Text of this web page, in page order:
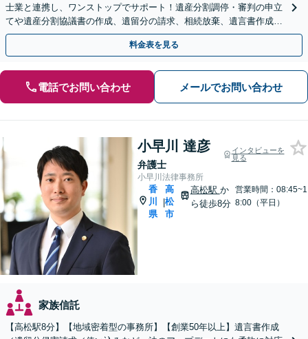
士業と連携し、ワンストップでサポート！遺産分割調停・審判の申立
てや遺産分割協議書の作成、遺留分の請求、相続放棄、遺言書作成な
ど幅広いご相談に対応【オンライン面談対応】
料金表を見る
電話でお問い合わせ メールでお問い合わせ
小早川 達彦
弁護士
インタビューを
見る
小早川法律事務所
香
川
県
|
高
松
市
高松駅 か
ら徒歩8分
営業時間：08:45~1
8:00（平日）
家族信託
【高松駅8分】【地域密着型の事務所】【創業50年以上】遺言書作成